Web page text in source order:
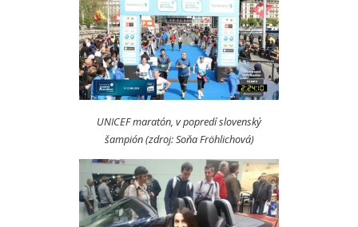
UNICEF maratón, v popredí slovenský
šampión (zdroj: Soňa Fröhlichová)